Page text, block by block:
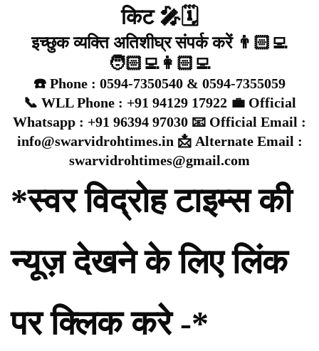
किट 🎤🗓️
इच्छुक व्यक्ति अतिशीघ्र संपर्क करें 👨🏻‍💻
🧑🏻‍💻👩🏻‍💻
☎️ Phone : 0594-7350540 & 0594-7355059
📞 WLL Phone : +91 94129 17922 💼 Official
Whatsapp : +91 96394 97030 📧 Official Email :
info@swarvidrohtimes.in 📩 Alternate Email :
swarvidrohtimes@gmail.com
*स्वर विद्रोह टाइम्स की
न्यूज़ देखने के लिए लिंक
पर क्लिक करे -*